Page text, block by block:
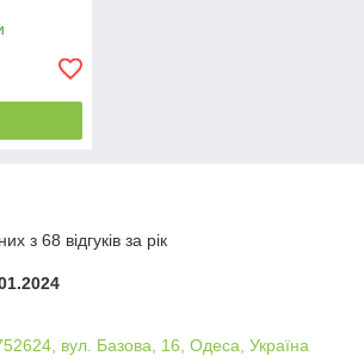
з 68 відгуків за рік
вул. Базова, 16, Одеса, Україна